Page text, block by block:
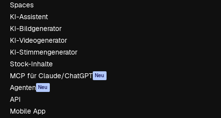
Spaces
KI-Assistent
KI-Bildgenerator
KI-Videogenerator
KI-Stimmengenerator
Stock-Inhalte
MCP für Claude/ChatGPT Neu
Agenten Neu
API
Mobile App